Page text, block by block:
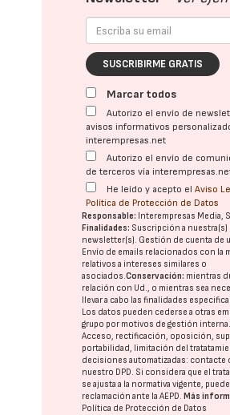
SUSCRIBIRME GRATIS
Marcar todos
Autorizo el envío de
avisos informativos
interempresas.net
Autorizo el envío de
de terceros vía
He leído y acepto elAviso
Política de Protección de Datos
Responsable: Interempresas Media,
Finalidades: Suscripción a nuestra(s)
newsletter(s). Gestión de cuenta de
Envío de emails relacionados con la
relativos a intereses similares o
asociados.Conservación: mientras
relación con Ud., o mientras sea
llevar a cabo las finalidades
Los datos pueden cederse a otras
grupo por motivos de gestión interna.
Acceso, rectificación, oposición,
portabilidad, limitación del
decisiones automatizadas: contacte
nuestro DPD. Si considera que el
se ajusta a la normativa vigente,
reclamación ante laAEPD. Más
Política de Protección de Datos